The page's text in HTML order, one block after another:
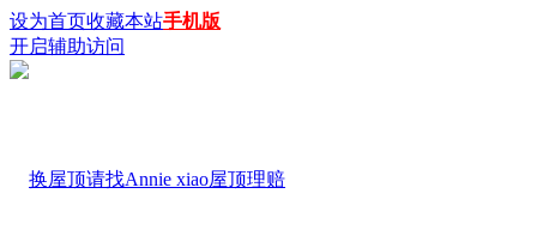
设为首页收藏本站手机版
开启辅助访问